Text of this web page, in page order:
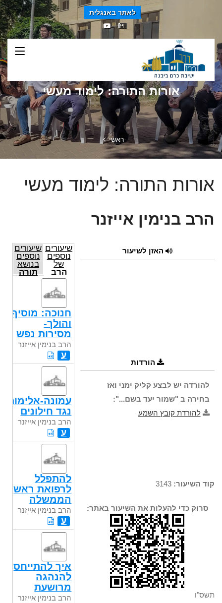
לאתר באנגלית
אורות התורה: לימוד מעשי
ראשי
אורות התורה: לימוד מעשי
הרב בנימין אייזנר
האזן לשיעור
הורדות
להורדה יש לבצע קליק ימני ואז
בחירה ב "שמור יעד בשם...":
להורדת קובץ השמע
קוד השיעור:
סרוק כדי להעלות את השיעור באתר:
תשס"ו
שיעורים
נוספים
של
הרב
בנימין
אייזנר
שיעורים
נוספים
בנושא
תורה
חנוכה: מוסיף
והולך-
מסירות נפש
הרב בנימין אייזנר
ע
עמונה-אלימות
נגד חילונים
הרב בנימין אייזנר
ע
להתפלל
לרפואת ראש
הממשלה
הרב בנימין אייזנר
ע
איך להתייחס
להנהגה
מרושעת
הרב בנימין אייזנר